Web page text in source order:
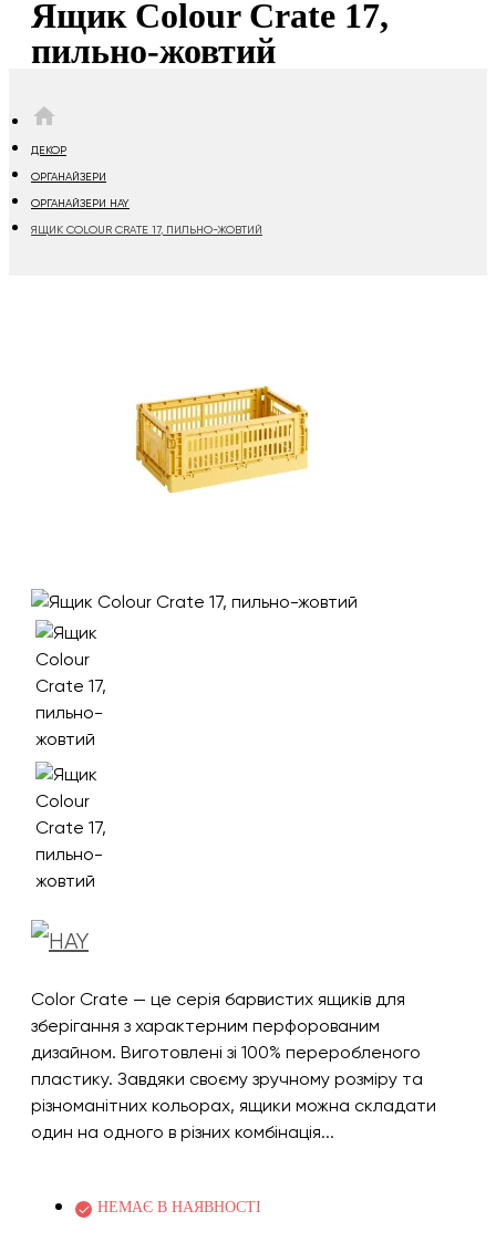
Ящик Colour Crate 17,
пильно-жовтий
ДЕКОР
ОРГАНАЙЗЕРИ
ОРГАНАЙЗЕРИ HAY
ЯЩИК COLOUR CRATE 17, ПИЛЬНО-ЖОВТИЙ
Color Crate — це серія барвистих ящиків для
зберігання з характерним перфорованим
дизайном. Виготовлені зі 100% переробленого
пластику. Завдяки своєму зручному розміру та
різноманітних кольорах, ящики можна складати
один на одного в різних комбінація...
НЕМАЄ В НАЯВНОСТІ